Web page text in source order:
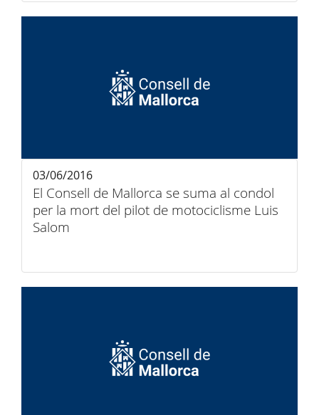
El Consell de Mallorca se suma al condol
per la mort del pilot de motociclisme Luis
Salom
03/06/2016